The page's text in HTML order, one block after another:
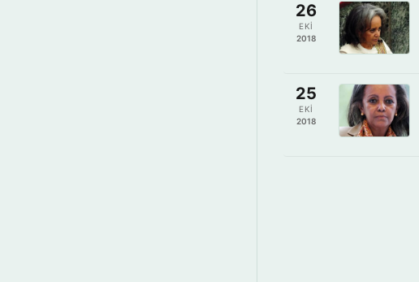
26
EKI
2018
25
EKI
2018